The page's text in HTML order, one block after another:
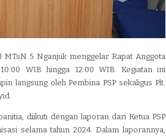
MTsN 5 Nganjuk menggelar Rapat Anggota
WIB hingga 12:00 WIB. Kegiatan ini
langsung oleh Pembina PSP sekaligus Plt.
diikuti dengan laporan dari Ketua PSP
selama tahun 2024. Dalam laporannya,